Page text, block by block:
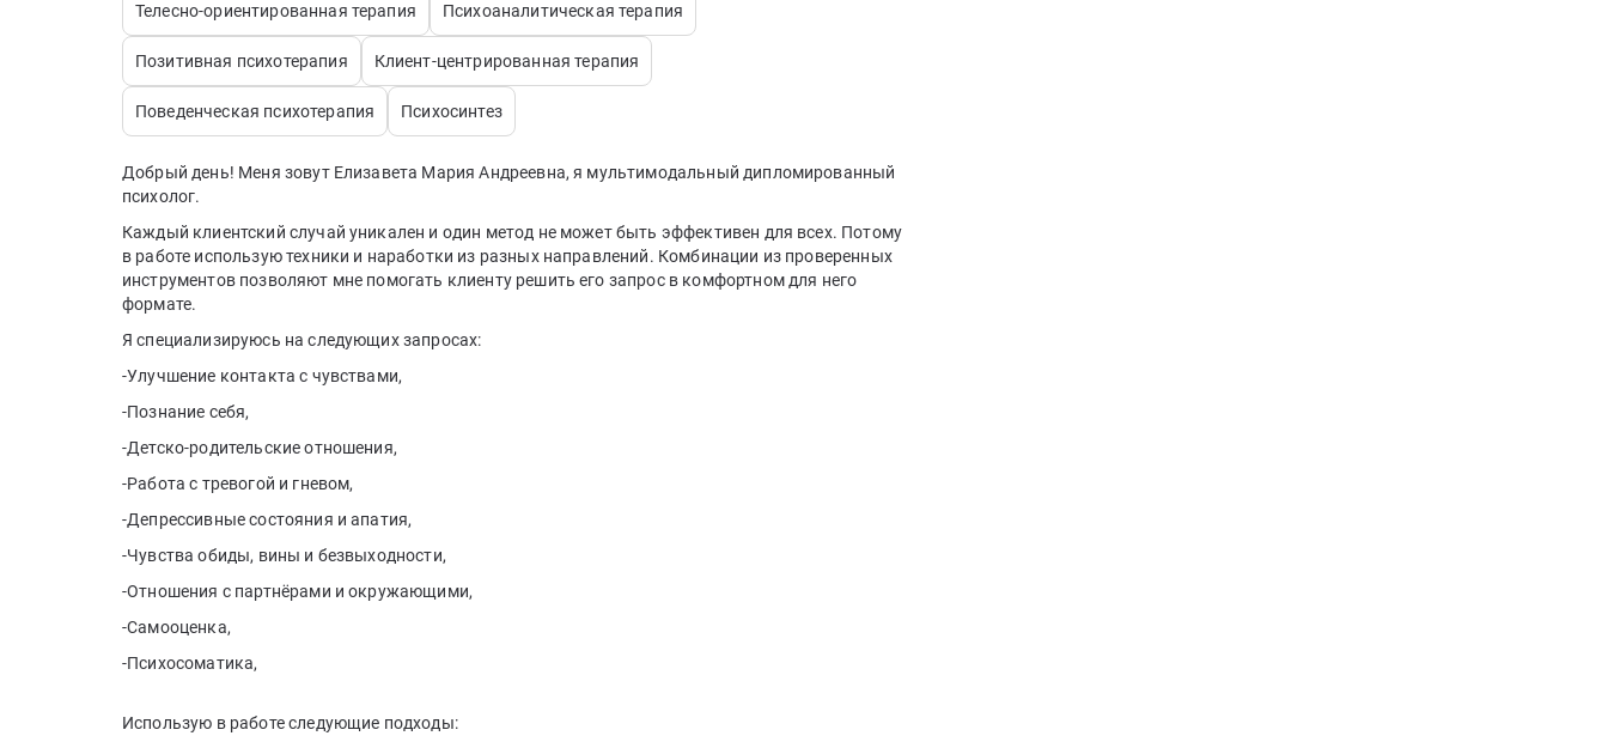
Телесно-ориентированная терапия Психоаналитическая терапия
Позитивная психотерапия Клиент-центрированная терапия
Поведенческая психотерапия Психосинтез
Добрый день! Меня зовут Елизавета Мария Андреевна, я мультимодальный дипломированный
психолог.
Каждый клиентский случай уникален и один метод не может быть эффективен для всех. Потому
в работе использую техники и наработки из разных направлений. Комбинации из проверенных
инструментов позволяют мне помогать клиенту решить его запрос в комфортном для него
формате.
Я специализируюсь на следующих запросах:
-Улучшение контакта с чувствами,
-Познание себя,
-Детско-родительские отношения,
-Работа с тревогой и гневом,
-Депрессивные состояния и апатия,
-Чувства обиды, вины и безвыходности,
-Отношения с партнёрами и окружающими,
-Самооценка,
-Психосоматика,
Использую в работе следующие подходы: